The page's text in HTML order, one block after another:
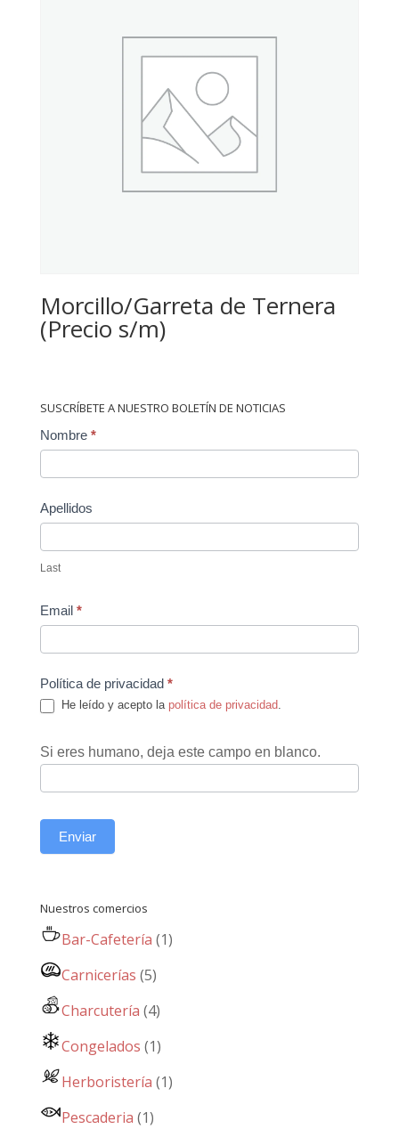
Morcillo/Garreta de Ternera
(Precio s/m)
SUSCRÍBETE A NUESTRO BOLETÍN DE NOTICIAS
Contact
Nombre *
Apellidos
Last
Email *
Política de privacidad *
He leído y acepto la política de privacidad
Si eres humano, deja este campo en blanco.
Enviar
Nuestros comercios
Bar-Cafetería (1)
Carnicerías (5)
Charcutería (4)
Congelados (1)
Herboristería (1)
Pescaderia (1)